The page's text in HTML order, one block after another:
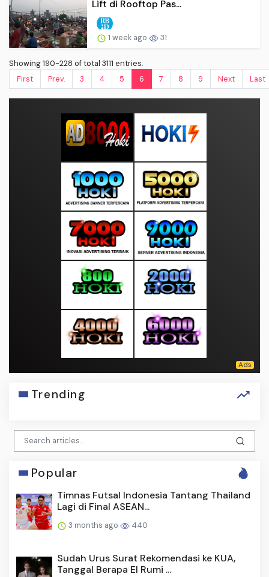
Lift di Rooftop Pas...
1 week ago 31
Showing 190-228 of total 3111 entries.
First
Prev. 3 4 5 6 7 8 9 Next Last
Trending
Popular
Timnas Futsal Indonesia Tantang Thailand
Lagi di Final ASEAN...
3 months ago 440
Sudah Urus Surat Rekomendasi ke KUA,
Tanggal Berapa El Rumi ...